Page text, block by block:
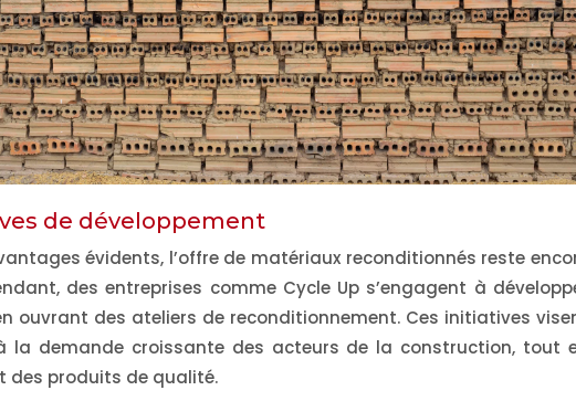
de développement
évidents, l’offre de matériaux reconditionnés reste
des entreprises comme Cycle Up s’engagent à
ouvrant des ateliers de reconditionnement. Ces initiatives
la demande croissante des acteurs de la construction, tout
des produits de qualité.